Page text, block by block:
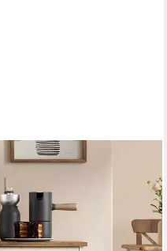
im Landhausstil,
mit Schublade